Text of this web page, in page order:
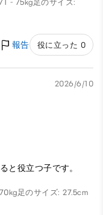
- 75kg足のサイズ:
報告 役に立った 0
2026/6/10
と役立つ子です。
足のサイズ: 27.5cm